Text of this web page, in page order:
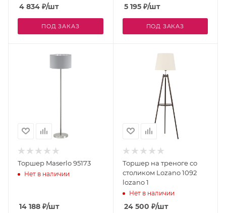
4 834 ₽/шт
ПОД ЗАКАЗ
5 195₽/шт
ПОД ЗАКАЗ
Торшер Maserlo 95173
Нет в наличии
14 188 ₽/шт
Торшер на треноге со
столиком Lozano 1092
lozano 1
Нет в наличии
24 500 ₽/шт